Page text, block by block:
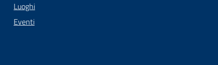
Luoghi
Eventi